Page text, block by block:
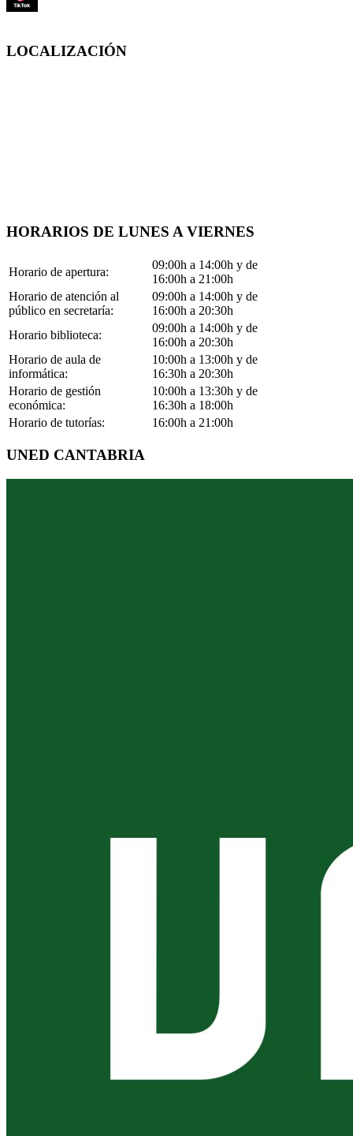
LOCALIZACIÓN
HORARIOS DE LUNES A VIERNES
Horario de apertura:
09:00h a 14:00h y de
16:00h a 21:00h
Horario de atención al
público en secretaría:
09:00h a 14:00h y de
16:00h a 20:30h
Horario biblioteca:
09:00h a 14:00h y de
16:00h a 20:30h
Horario de aula de
informática:
10:00h a 13:00h y de
16:30h a 20:30h
Horario de gestión
económica:
10:00h a 13:30h y de
16:30h a 18:00h
Horario de tutorías:
16:00h a 21:00h
UNED CANTABRIA